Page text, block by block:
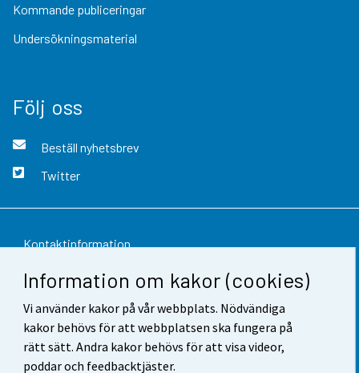
Information om kakor (cookies)
Vi använder kakor på vår webbplats. Nödvändiga
kakor behövs för att webbplatsen ska fungera på
rätt sätt. Andra kakor behövs för att visa videor,
poddar och feedbacktjäster.
Kommande publiceringar
Undersökningsmaterial
Följ oss
Beställ nyhetsbrev
Twitter
Kontaktinformation
Respons
Användarvillkor
Dataskydd